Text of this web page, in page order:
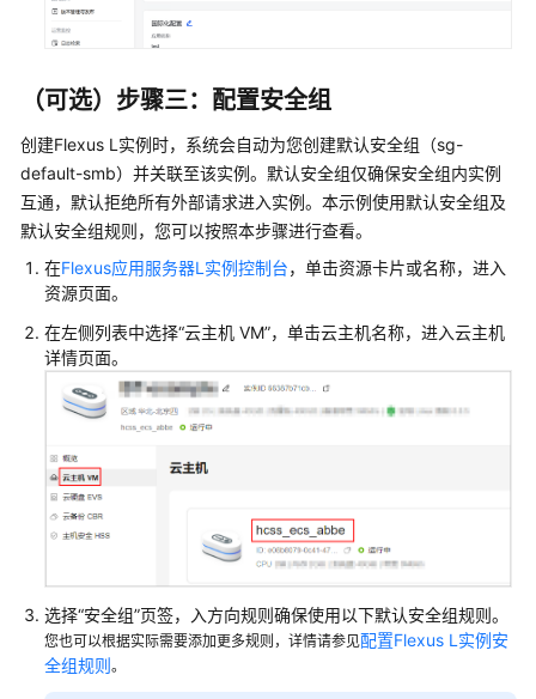
服
级
协
（SLA）
白
皮
书
资
源
区
域
系
权
限
（可选）步骤三：配置安全组
创建Flexus L实例时，系统会自动为您创建默认安全组（sg-
default-smb）并关联至该实例。默认安全组仅确保安全组内实例
互通，默认拒绝所有外部请求进入实例。本示例使用默认安全组及
默认安全组规则，您可以按照本步骤进行查看。
在Flexus应用服务器L实例控制台，单击资源卡片或名称，进入
资源页面。
在左侧列表中选择“云主机 VM”，单击云主机名称，进入云主机
详情页面。
选择“安全组”页签，入方向规则确保使用以下默认安全组规则。
您也可以根据实际需要添加更多规则，详情请参见配置Flexus L实例安
全组规则。